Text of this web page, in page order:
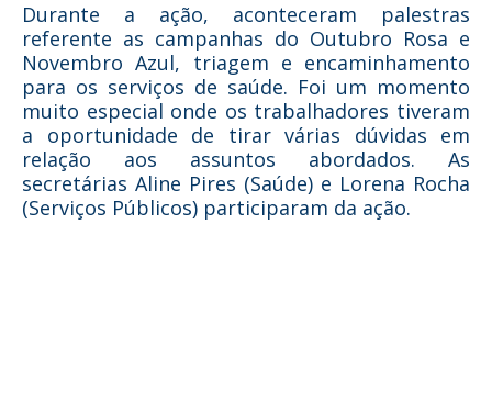
Durante a ação, aconteceram palestras
referente as campanhas do Outubro Rosa e
Novembro Azul, triagem e encaminhamento
para os serviços de saúde. Foi um momento
muito especial onde os trabalhadores tiveram
a oportunidade de tirar várias dúvidas em
relação aos assuntos abordados. As
secretárias Aline Pires (Saúde) e Lorena Rocha
(Serviços Públicos) participaram da ação.